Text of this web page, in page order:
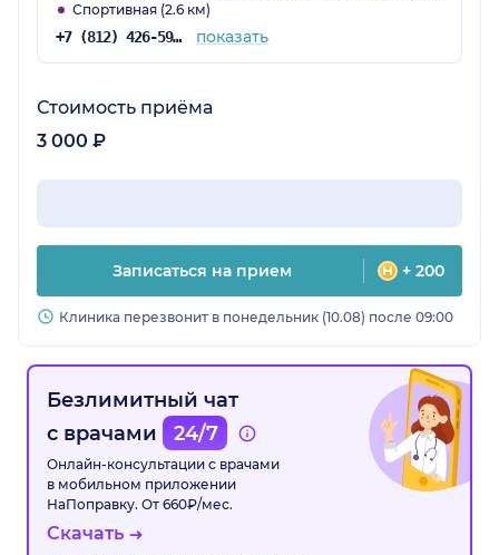
Спортивная (2.6 км)
+7 (812) 426-59-16 показать
Стоимость приёма
3 000 ₽
Записаться на прием + 200
Клиника перезвонит в понедельник (10.08) после 09:00
Безлимитный чат
с врачами
24/7
Онлайн-консультации с врачами
в мобильном приложении
НаПоправку. От 660₽/мес.
Скачать